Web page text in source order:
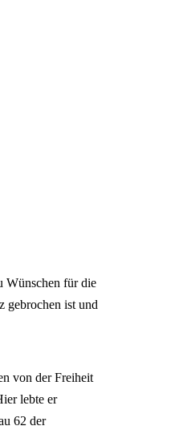
Wünschen für die
gebrochen ist und
von der Freiheit
lebte er
62 der